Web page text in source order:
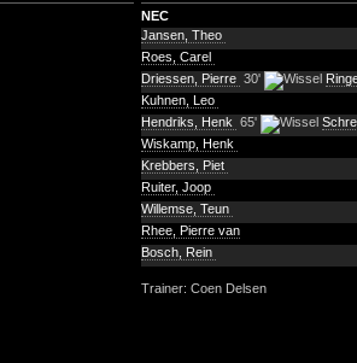
NEC
Jansen, Theo
Roes, Carel
Driessen, Pierre 30'
Kuhnen, Leo
Hendriks, Henk 65'
Wiskamp, Henk
Krebbers, Piet
Ruiter, Joop
Willemse, Teun
Rhee, Pierre van
Bosch, Rein
Trainer: Coen Delsen